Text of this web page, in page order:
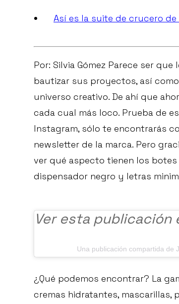
Así es la suite de crucero
Por: Silvia Gómez Parece ser
bautizar sus proyectos, así
universo creativo. De ahí que
cada cual más loco. Prueba de
Instagram, sólo te encontrarás
newsletter de la marca. Pero
ver qué aspecto tienen los
dispensador negro y letras
Ver esta publicación
Una publicación compartida de
¿Qué podemos encontrar? La
cremas hidratantes,